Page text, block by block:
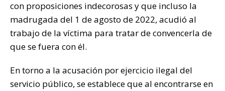
con proposiciones indecorosas y que incluso la
madrugada del 1 de agosto de 2022, acudió al
trabajo de la víctima para tratar de convencerla de
que se fuera con él.
En torno a la acusación por ejercicio ilegal del
servicio público, se establece que al encontrarse en